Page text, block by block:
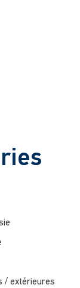
/ extérieures